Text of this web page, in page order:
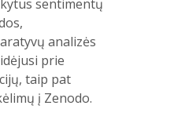
sentimentų
analizės
prie
taip pat
į Zenodo.